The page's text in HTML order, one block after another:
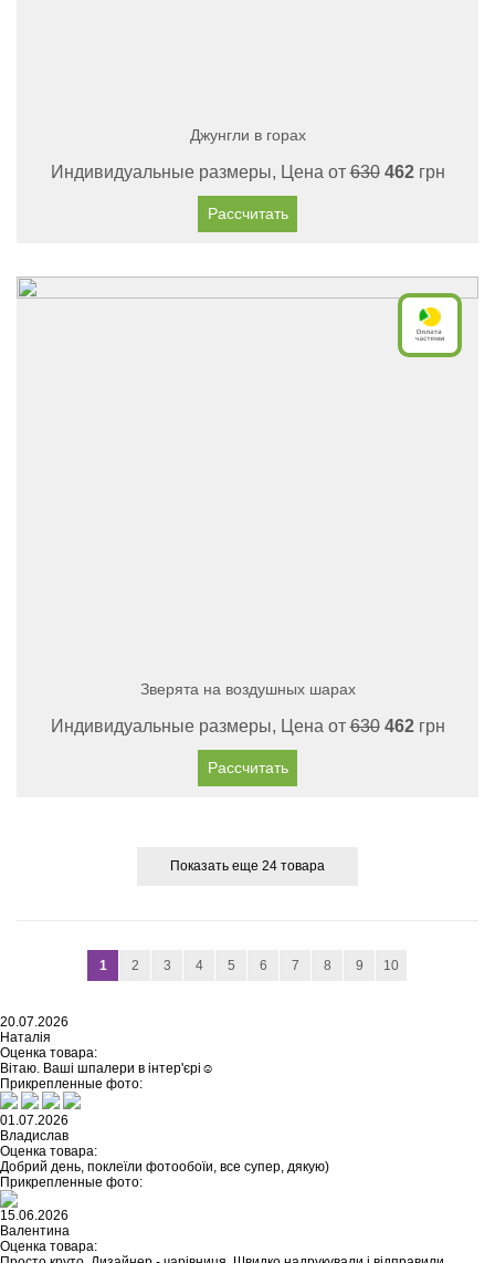
Джунгли в горах
Индивидуальные размеры, Цена от630 462грн
Рассчитать
Зверята на воздушных шарах
Индивидуальные размеры, Цена от630 462грн
Рассчитать
Показать еще 24 товара
1 2 3 4 5 6 7 8 9 10
20.07.2026
Наталія
Оценка товара:
Вітаю. Ваші шпалери в інтер'єрі☺️
Прикрепленные фото:
01.07.2026
Владислав
Оценка товара:
Добрий день, поклеїли фотообоїи, все супер, дякую)
Прикрепленные фото:
15.06.2026
Валентина
Оценка товара: